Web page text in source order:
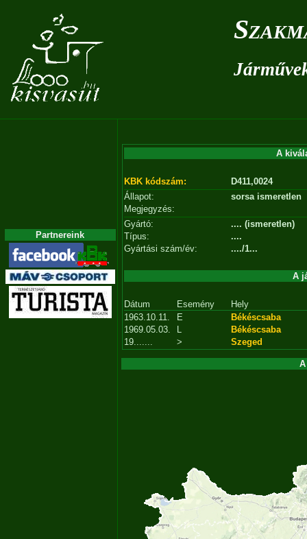
Partnereink
A
KBK kódszám:
D411,0024
Állapot:
sorsa ismeretlen
Megjegyzés:
Gyártó:
.... (ismeretlen)
Típus:
....
Gyártási szám/év:
..../1...
A
Dátum Esemény
Hely
1963.10.11.
E
Békéscsaba
1969.05.03.
L
Békéscsaba
19.......
> Szeged